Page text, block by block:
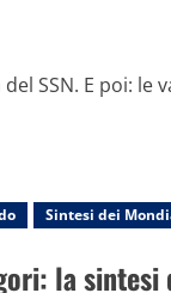
SSN. E poi: le
Sintesi dei
la sintesi